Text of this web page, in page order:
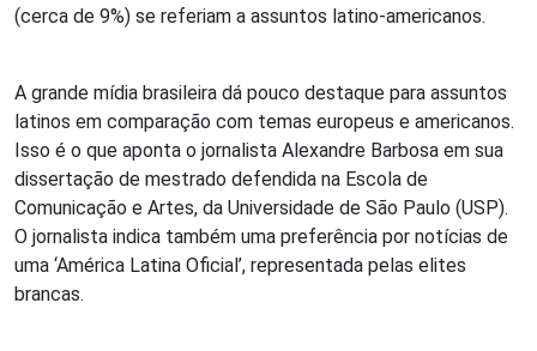
(cerca de 9%) se referiam a assuntos latino-americanos.
A grande mídia brasileira dá pouco destaque para assuntos
latinos em comparação com temas europeus e americanos.
Isso é o que aponta o jornalista Alexandre Barbosa em sua
dissertação de mestrado defendida na Escola de
Comunicação e Artes, da Universidade de São Paulo (USP).
O jornalista indica também uma preferência por notícias de
uma ‘América Latina Oficial’, representada pelas elites
brancas.